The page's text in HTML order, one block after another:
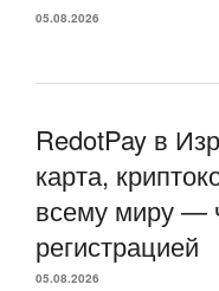
05.08.2026
RedotPay в
карта,
всему миру —
регистрацией
05.08.2026